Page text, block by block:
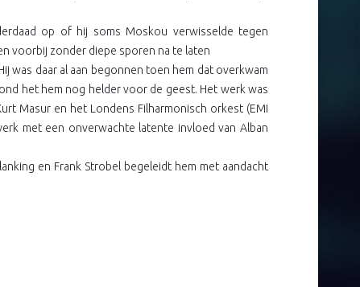
op of hij soms Moskou verwisselde tegen
voorbij zonder diepe sporen na te laten
was daar al aan begonnen toen hem dat overkwam
het hem nog helder voor de geest. Het werk was
Masur en het Londens Filharmonisch orkest (EMI
met een onverwachte latente invloed van Alban
en Frank Strobel begeleidt hem met aandacht